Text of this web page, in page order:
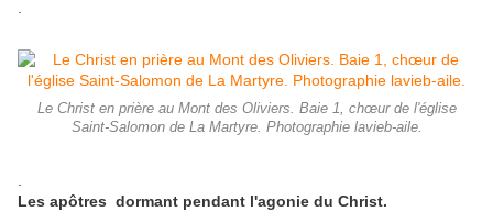
Le Christ en prière au Mont des Oliviers. Baie 1, chœur de l'église
Saint-Salomon de La Martyre. Photographie lavieb-aile.
Les apôtres dormant pendant l'agonie du Christ.